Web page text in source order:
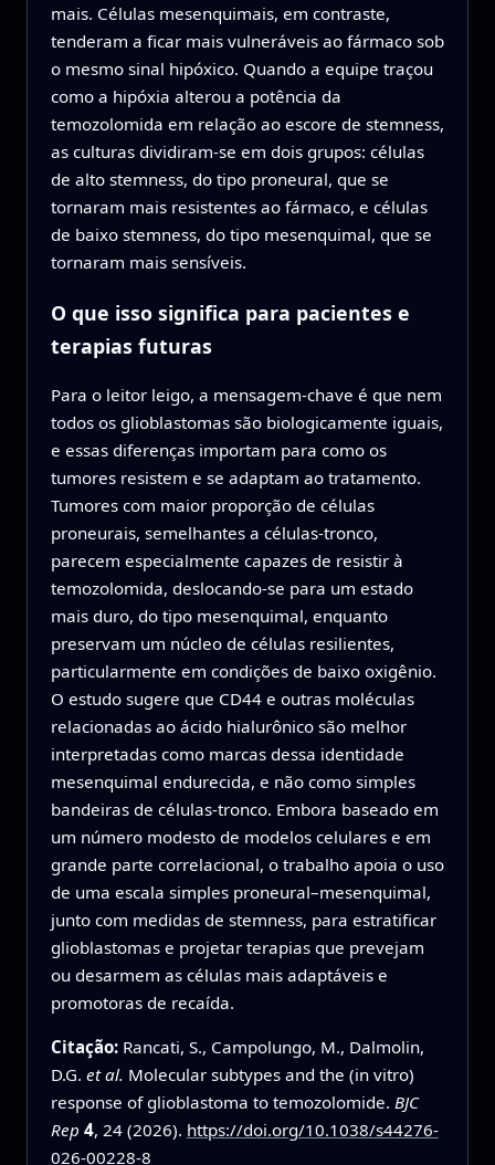
mais. Células mesenquimais, em contraste,
tenderam a ficar mais vulneráveis ao fármaco sob
o mesmo sinal hipóxico. Quando a equipe traçou
como a hipóxia alterou a potência da
temozolomida em relação ao escore de stemness,
as culturas dividiram‑se em dois grupos: células
de alto stemness, do tipo proneural, que se
tornaram mais resistentes ao fármaco, e células
de baixo stemness, do tipo mesenquimal, que se
tornaram mais sensíveis.
O que isso significa para pacientes e
terapias futuras
Para o leitor leigo, a mensagem-chave é que nem
todos os glioblastomas são biologicamente iguais,
e essas diferenças importam para como os
tumores resistem e se adaptam ao tratamento.
Tumores com maior proporção de células
proneurais, semelhantes a células‑tronco,
parecem especialmente capazes de resistir à
temozolomida, deslocando‑se para um estado
mais duro, do tipo mesenquimal, enquanto
preservam um núcleo de células resilientes,
particularmente em condições de baixo oxigênio.
O estudo sugere que CD44 e outras moléculas
relacionadas ao ácido hialurônico são melhor
interpretadas como marcas dessa identidade
mesenquimal endurecida, e não como simples
bandeiras de células‑tronco. Embora baseado em
um número modesto de modelos celulares e em
grande parte correlacional, o trabalho apoia o uso
de uma escala simples proneural–mesenquimal,
junto com medidas de stemness, para estratificar
glioblastomas e projetar terapias que prevejam
ou desarmem as células mais adaptáveis e
promotoras de recaída.
Citação: Rancati, S., Campolungo, M., Dalmolin,
D.G. et al. Molecular subtypes and the (in vitro)
response of glioblastoma to temozolomide. BJC
Rep 4, 24 (2026). https://doi.org/10.1038/s44276-
026-00228-8